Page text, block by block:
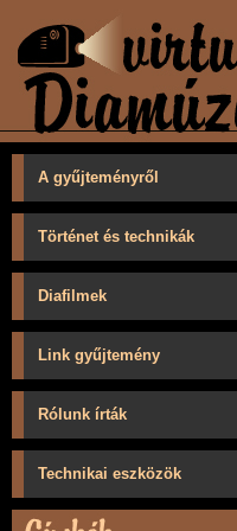
A gyűjteményről
Történet és technikák
Diafilmek
Link gyűjtemény
Rólunk írták
Technikai eszközök